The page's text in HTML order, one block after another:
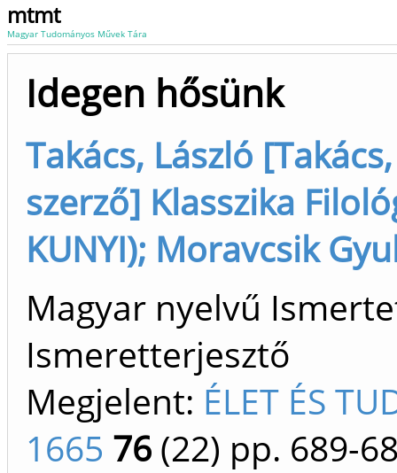
mtmt
Magyar Tudományos Művek Tára
Idegen hősünk
Takács, László
szerző] Klasszika
KUNYI); Moravcsik
Magyar nyelvű
Ismeretterjesztő
Megjelent: ÉLET ÉS
1665 76 (22) pp. 689-